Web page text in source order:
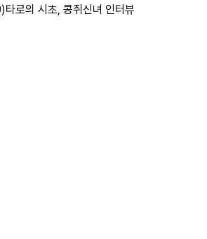
타로의 시초, 콩쥐신녀 인터뷰